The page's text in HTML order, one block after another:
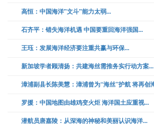
高恒：中国海洋"文斗"能力太弱...
石齐平：错失海洋机遇 中国要重回海洋强国...
王珏：发展海洋经济要注重共赢与环保...
新加坡学者顾清扬：共建海丝需推务实行动方案...
罗援：中国地图由雄鸡变火炬 海洋国土应重视...
潜航员唐嘉陵：从深海的神秘和美丽认识海洋...